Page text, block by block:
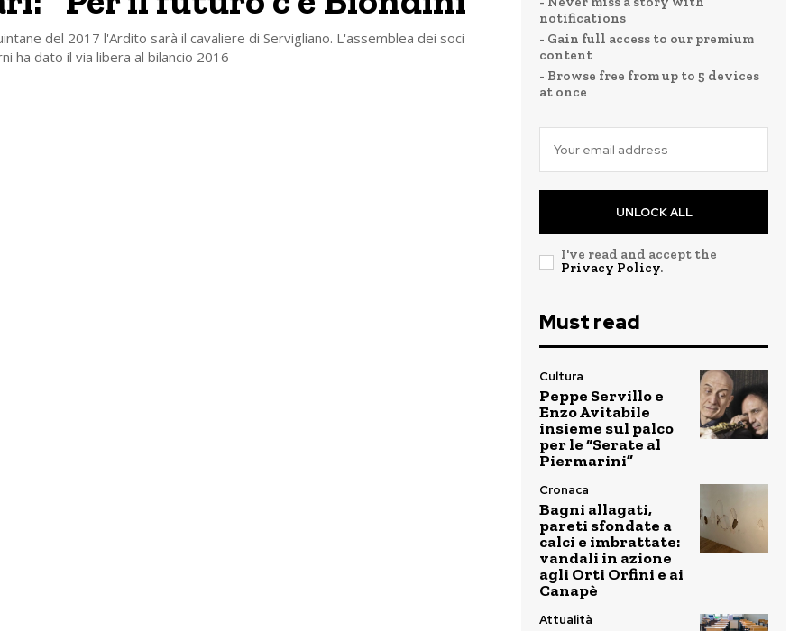
del 2017 l'Ardito sarà il cavaliere di Servigliano. L'assemblea dei soci
ha dato il via libera al bilancio 2016
notifications
- Gain full access to our premium
content
- Browse free from up to 5 devices
at once
UNLOCK ALL
I've read and accept the
Privacy Policy.
Must read
Cultura
Peppe Servillo e
Enzo Avitabile
insieme sul palco
per le “Serate al
Piermarini”
Cronaca
Bagni allagati,
pareti sfondate a
calci e imbrattate:
vandali in azione
agli Orti Orfini e ai
Canapè
Attualità